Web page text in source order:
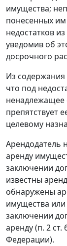
имущества;
понесенных им
недостатков
уведомив об
досрочного
Из содержания
что под
ненадлежащее
препятствует
целевому
Арендодатель
аренду
заключении
известны
обнаружены
имущества
заключении
аренду (п. 2 ст.
Федерации).